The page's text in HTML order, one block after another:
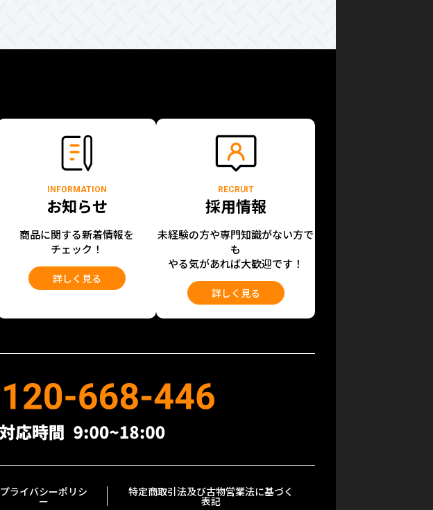
INFORMATION
お知らせ
商品に関する新着情報を
チェック！
詳しく見る
RECRUIT
採用情報
未経験の方や専門知識がない方で
も
やる気があれば大歓迎です！
詳しく見る
プライバシーポリシ
ー
特定商取引法及び古物営業法に基づく
表記